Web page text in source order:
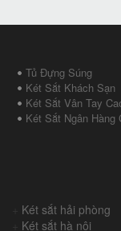
Tủ Đựng Súng
Két Sắt Khách Sạn
Két Sắt Vân Tay
Két Sắt Ngân Hàng
Két sắt hải phòng
Két sắt hà nội